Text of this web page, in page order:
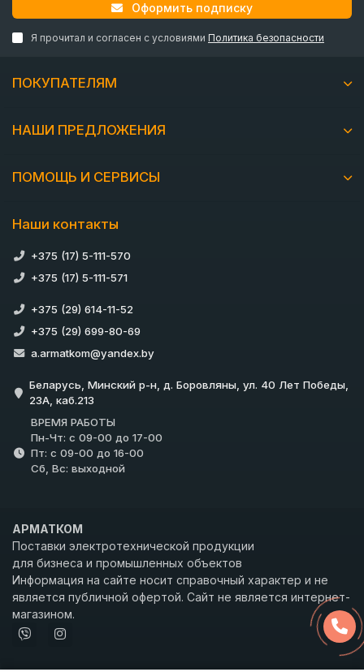
Оформить подписку
Я прочитал и согласен с условиями Политика безопасности
ПОКУПАТЕЛЯМ
НАШИ ПРЕДЛОЖЕНИЯ
ПОМОЩЬ И СЕРВИСЫ
Наши контакты
+375 (17) 5-111-570
+375 (17) 5-111-571
+375 (29) 614-11-52
+375 (29) 699-80-69
a.armatkom@yandex.by
Беларусь, Минский р-н, д. Боровляны, ул. 40 Лет Победы,
23А, каб.213
ВРЕМЯ РАБОТЫ
Пн-Чт: с 09-00 до 17-00
Пт: с 09-00 до 16-00
Сб, Вс: выходной
АРМАТКОМ
Поставки электротехнической продукции
для бизнеса и промышленных объектов
Информация на сайте носит справочный характер и не
является публичной офертой. Сайт не является интернет-
магазином.